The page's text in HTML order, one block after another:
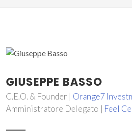
GIUSEPPE BASSO
C.E.O. & Founder | Orange7
Amministratore Delegato | Feel